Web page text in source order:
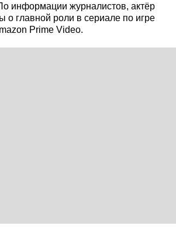
информации журналистов, актёр
о главной роли в сериале по игре
Prime Video.